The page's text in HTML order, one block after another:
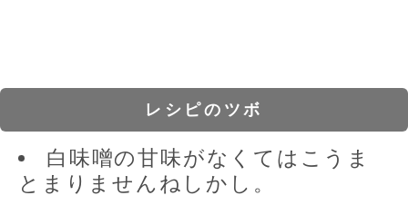
レシピのツボ
白味噌の甘味がなくてはこうま
とまりませんねしかし。